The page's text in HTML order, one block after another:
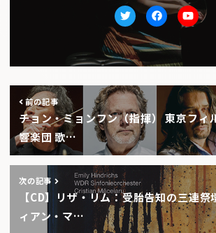
Twitterfacebook
前の記事
チョン・ミョンフン（指揮） 東京フィ
響楽団 歌…
次の記事
【CD】リザ・リム：受胎告知の三連
ィアン・マ…